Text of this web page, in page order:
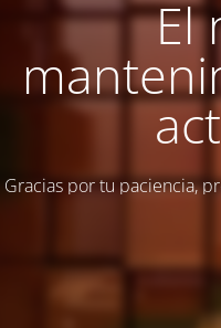
El
Gracias por tu paciencia,